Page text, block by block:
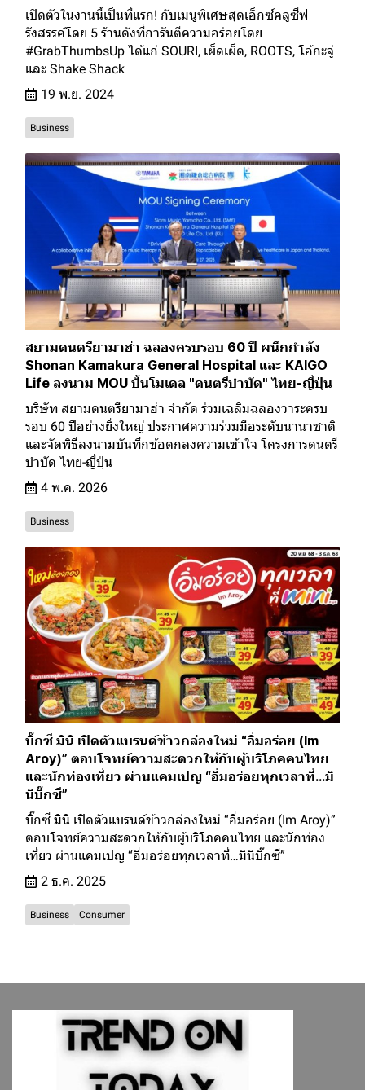
เปิดตัวในงานนี้เป็นที่แรก! กับเมนูพิเศษสุดเอ็กซ์คลูซีฟ
รังสรรค์โดย 5 ร้านดังที่การันตีความอร่อยโดย
#GrabThumbsUp ได้แก่ SOURI, เผ็ดเผ็ด, ROOTS, โอ้กะจู๋
และ Shake Shack
19 พ.ย. 2024
Business
สยามดนตรียามาฮ่า ฉลองครบรอบ 60 ปี ผนึกกำลัง
Shonan Kamakura General Hospital และ KAIGO
Life ลงนาม MOU ปั้นโมเดล "ดนตรีบำบัด" ไทย-ญี่ปุ่น
บริษัท สยามดนตรียามาฮ่า จำกัด ร่วมเฉลิมฉลองวาระครบ
รอบ 60 ปีอย่างยิ่งใหญ่ ประกาศความร่วมมือระดับนานาชาติ
และจัดพิธีลงนามบันทึกข้อตกลงความเข้าใจ โครงการดนตรี
บำบัด ไทย-ญี่ปุ่น
4 พ.ค. 2026
Business
บิ๊กซี มินิ เปิดตัวแบรนด์ข้าวกล่องใหม่ “อิ่มอร่อย (Im
Aroy)” ตอบโจทย์ความสะดวกให้กับผู้บริโภคคนไทย
และนักท่องเที่ยว ผ่านแคมเปญ “อิ่มอร่อยทุกเวลาที่…มิ
นิบิ๊กซี”
บิ๊กซี มินิ เปิดตัวแบรนด์ข้าวกล่องใหม่ “อิ่มอร่อย (Im Aroy)”
ตอบโจทย์ความสะดวกให้กับผู้บริโภคคนไทย และนักท่อง
เที่ยว ผ่านแคมเปญ “อิ่มอร่อยทุกเวลาที่…มินิบิ๊กซี”
2 ธ.ค. 2025
Business Consumer